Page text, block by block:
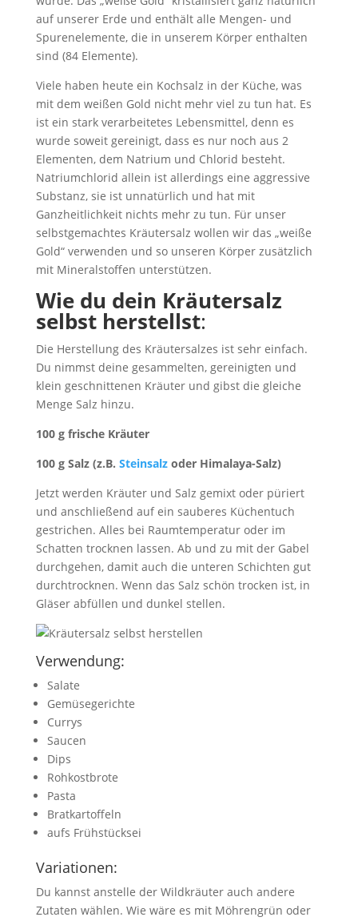
auf unserer Erde und enthält alle Mengen- und
Spurenelemente, die in unserem Körper enthalten
sind (84 Elemente).
Viele haben heute ein Kochsalz in der Küche, was
mit dem weißen Gold nicht mehr viel zu tun hat. Es
ist ein stark verarbeitetes Lebensmittel, denn es
wurde soweit gereinigt, dass es nur noch aus 2
Elementen, dem Natrium und Chlorid besteht.
Natriumchlorid allein ist allerdings eine aggressive
Substanz, sie ist unnatürlich und hat mit
Ganzheitlichkeit nichts mehr zu tun. Für unser
selbstgemachtes Kräutersalz wollen wir das „weiße
Gold“ verwenden und so unseren Körper zusätzlich
mit Mineralstoffen unterstützen.
Wie du dein Kräutersalz
selbst herstellst:
Die Herstellung des Kräutersalzes ist sehr einfach.
Du nimmst deine gesammelten, gereinigten und
klein geschnittenen Kräuter und gibst die gleiche
Menge Salz hinzu.
100 g frische Kräuter
100 g Salz (z.B. Steinsalzoder Himalaya-Salz)
Jetzt werden Kräuter und Salz gemixt oder püriert
und anschließend auf ein sauberes Küchentuch
gestrichen. Alles bei Raumtemperatur oder im
Schatten trocknen lassen. Ab und zu mit der Gabel
durchgehen, damit auch die unteren Schichten gut
durchtrocknen. Wenn das Salz schön trocken ist, in
Gläser abfüllen und dunkel stellen.
Verwendung:
Salate
Gemüsegerichte
Currys
Saucen
Dips
Rohkostbrote
Pasta
Bratkartoffeln
aufs Frühstücksei
Variationen:
Du kannst anstelle der Wildkräuter auch andere
Zutaten wählen. Wie wäre es mit Möhrengrün oder